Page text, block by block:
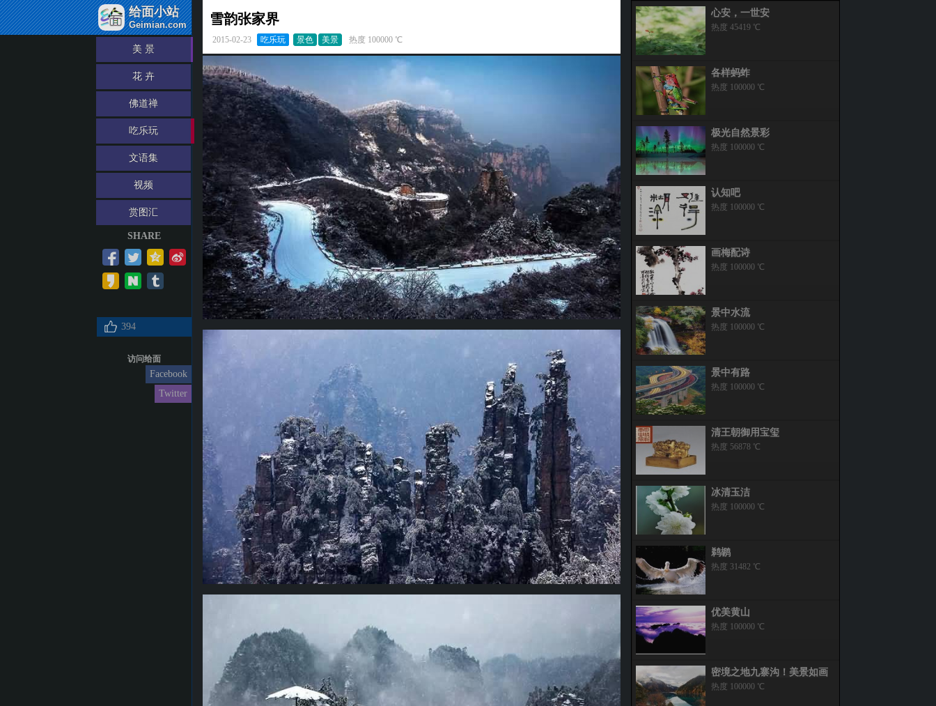
给面小站
Geimian.com
美 景
花 卉
佛道禅
吃乐玩
文语集
视频
赏图汇
SHARE
394
访问给面
Facebook
Twitter
雪韵张家界
2015-02-23 吃乐玩 景色 美景 热度 100000 ℃
心安，一世安
热度 45419 ℃
各样蚂蚱
热度 100000 ℃
极光自然景彩
热度 100000 ℃
认知吧
热度 100000 ℃
画梅配诗
热度 100000 ℃
景中水流
热度 100000 ℃
景中有路
热度 100000 ℃
清王朝御用宝玺
热度 56878 ℃
冰清玉洁
热度 100000 ℃
鹈鹕
热度 31482 ℃
优美黄山
热度 100000 ℃
密境之地九寨沟！美景如画
热度 100000 ℃